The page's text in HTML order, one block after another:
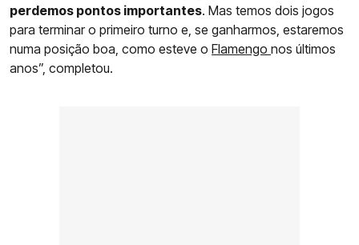
perdemos pontos importantes. Mas temos dois jogos
para terminar o primeiro turno e, se ganharmos, estaremos
numa posição boa, como esteve o Flamengo nos últimos
anos”, completou.